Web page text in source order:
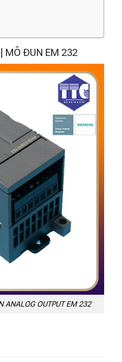
MÔ ĐUN EM 232
ANALOG OUTPUT EM 232